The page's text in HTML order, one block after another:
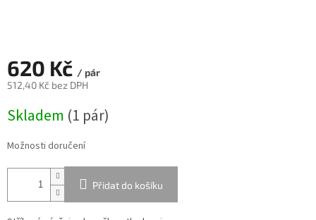
620 Kč / pár
512,40 Kč bez DPH
cena:
Skladem (1 pár)
Možnosti doručení
Přidat do košíku